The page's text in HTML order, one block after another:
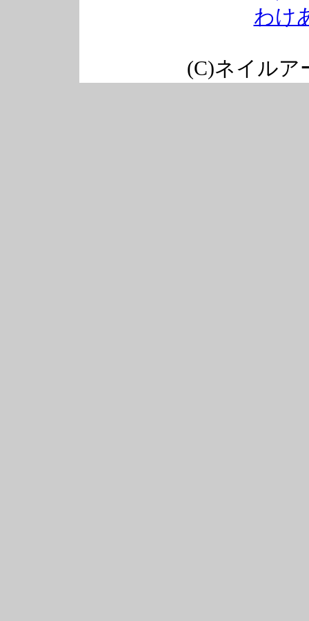
わけ
(C)ネイルア